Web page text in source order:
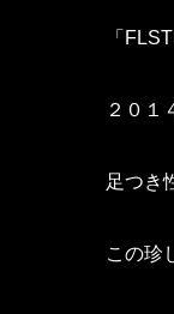
「
２０１
足つき
この珍